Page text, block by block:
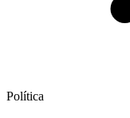
Política